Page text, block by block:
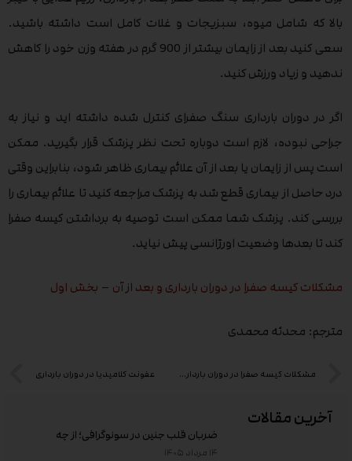
آخرین مقالات
ضربان قلب جنین در سونوگرافی؛ از چه
هفته‌ای دیده می‌شود؟
۱۴ مرداد ۱۴۰۵
بالا که شامل میوه، سبزیجات و غلات کامل است داشته باشید.
سعی کنید بعد از زایمان بیشتر از 900 گرم در هفته وزن خود را کاهش
ندهید و زیاد ورزش کنید.
اگر در دوران بارداری سنگ صفرای کنترل شده داشته اید و نیاز به
جراحی نبوده، لازم است دوباره تحت نظر پزشک قرار بگیرید. ممکن
است پس از زایمان یا بعد از آن علائم بیماری ظاهر شود، بنابراین وقتی
درد حاصل از بیماری قطع شد به پزشک مراجعه کنید تا علائم بیماری را
بررسی کند. پزشک شما ممکن است توصیه به برداشتن کیسه صفرا
کند تا بعدها وضعیت اورژانسی پیش نیاید.
مشکلات کیسه صفرا در دوران بارداری و بعد از آن – بخش اول
مترجم: محدثه محمدی
مشکلات کیسه صفرا در دوران بارداری و بعد از آن – بخش اول عفونت کلامیدیا در دوران بارداری